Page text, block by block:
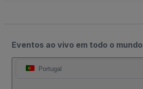
Eventos ao vivo em todo o mundo
Portugal